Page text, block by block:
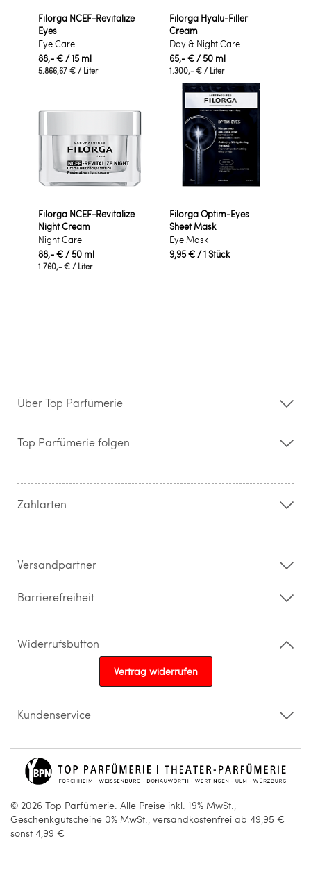
Filorga NCEF-Revitalize
Eyes
Eye Care
88,- €/ 15 ml
5.866,67 € / Liter
Filorga Hyalu-Filler
Cream
Day & Night Care
65,- €/ 50 ml
1.300,- € / Liter
Filorga NCEF-Revitalize
Night Cream
Night Care
88,- €/ 50 ml
1.760,- € / Liter
Filorga Optim-Eyes
Sheet Mask
Eye Mask
9,95 €/ 1 Stück
Über Top Parfümerie
Storefinder
Kontakt
Widerrufsrecht & Rückgabebedingungen
Top Parfümerie folgen
Zahlarten
Versandpartner
Barrierefreiheit
Widerrufsbutton
Vertrag widerrufen
Kundenservice
info@topparfuemerie.de
© 2026 Top Parfümerie. Alle Preise inkl. 19% MwSt.,
Geschenkgutscheine 0% MwSt., versandkostenfrei ab 49,95 €
sonst 4,99 €